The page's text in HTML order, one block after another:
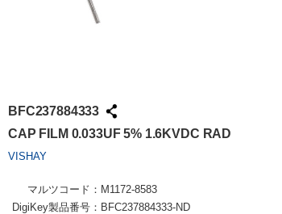
BFC237884333
CAP FILM 0.033UF 5% 1.6KVDC RAD
VISHAY
マルツコード： M1172-8583
DigiKey製品番号： BFC237884333-ND